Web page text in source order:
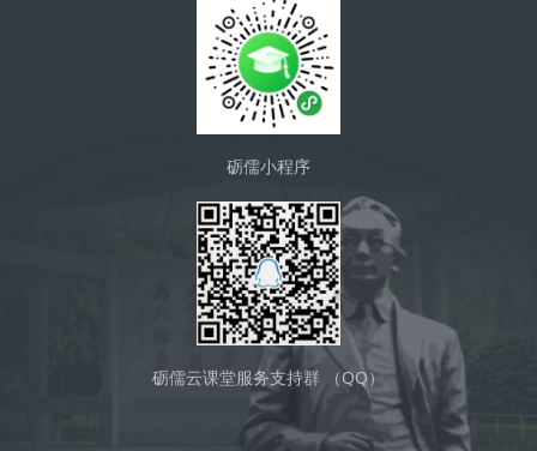
砺儒小程序
砺儒云课堂服务支持群 （QQ）